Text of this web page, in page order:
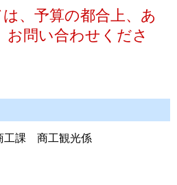
、予算の都合上、あ
お問い合わせくださ
課 商工観光係